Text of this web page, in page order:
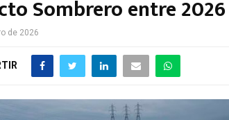
Sombrero entre
de 2026